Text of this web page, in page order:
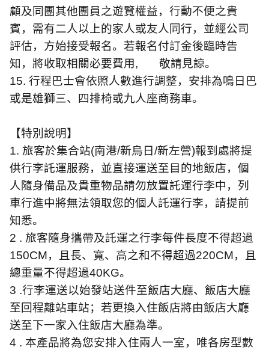
顧及同團其他團員之遊覽權益，行動不便之貴
賓，需有二人以上的家人或友人同行，並經公司
評估，方始接受報名。若報名付訂金後臨時告
知，將收取相關必要費用,
敬請見諒。
15. 行程巴士會依照人數進行調整，安排為鳴日巴
或是雄獅三、四排椅或九人座商務車。
【特別說明】
1. 旅客於集合站(南港/新烏日 /新左營)報到處將提
供行李託運服務，並直接運送至目的地飯店，個
人隨身備品及貴重物品請勿放置託運行李中，列
車行進中將無法領取您的個人託運行李，請提前
知悉。
2 . 旅客隨身攜帶及託運之行李每件長度不得超過
150CM，且長、寬、高之和不得超過220CM，且
總重量不得超過40KG。
3 .行李運送以始發站送件至飯店大廳、飯店大廳
至回程離站車站；若更換入住飯店將由飯店大廳
送至下一家入住飯店大廳為準。
4 . 本產品將為您安排入住兩人一室，唯各房型數